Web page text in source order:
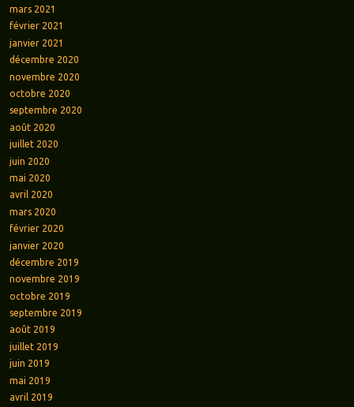
mars 2021
février 2021
janvier 2021
décembre 2020
novembre 2020
octobre 2020
septembre 2020
août 2020
juillet 2020
juin 2020
mai 2020
avril 2020
mars 2020
février 2020
janvier 2020
décembre 2019
novembre 2019
octobre 2019
septembre 2019
août 2019
juillet 2019
juin 2019
mai 2019
avril 2019